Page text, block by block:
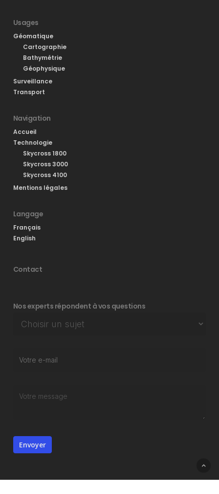
Usages
Géomatique
Cartographie
Bathymétrie
Géophysique
Surveillance
Transport
Navigation
Accueil
Technologie
Skycross 1800
Skycross 3000
Skycross 4100
Mentions légales
Langage
Français
English
Contact
Nos experts répondent à vos questions